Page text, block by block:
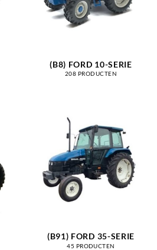
(B8) FORD 10-SERIE
208 PRODUCTEN
(B91) FORD 35-SERIE
45 PRODUCTEN